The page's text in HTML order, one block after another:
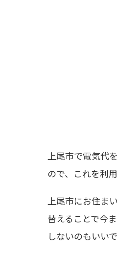
上尾市で電気代
ので、これを利
上尾市にお住ま
替えることで今
しないのもいいで